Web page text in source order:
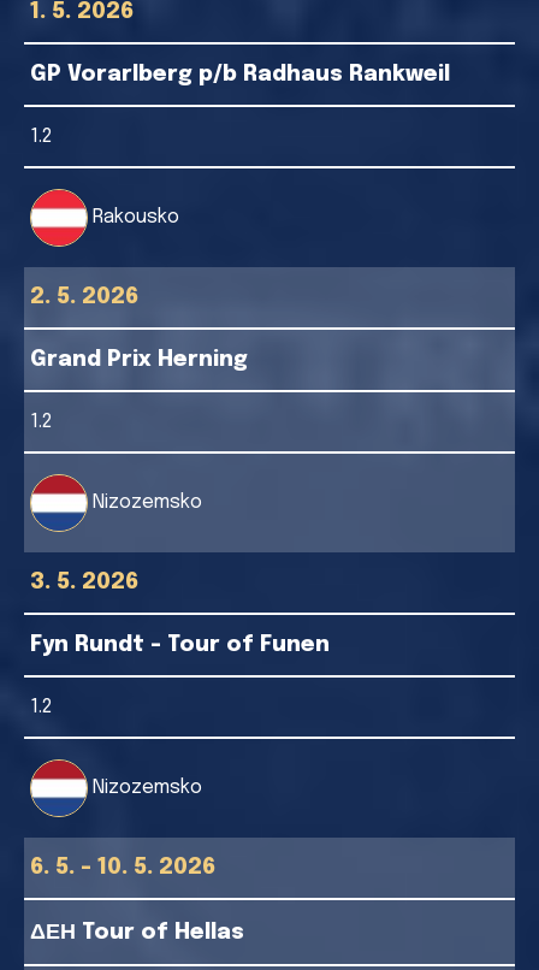
1. 5. 2026
GP Vorarlberg p/b Radhaus Rankweil
1.2
Rakousko
2. 5. 2026
Grand Prix Herning
1.2
Nizozemsko
3. 5. 2026
Fyn Rundt - Tour of Funen
1.2
Nizozemsko
6. 5. - 10. 5. 2026
ΔΕΗ Tour of Hellas